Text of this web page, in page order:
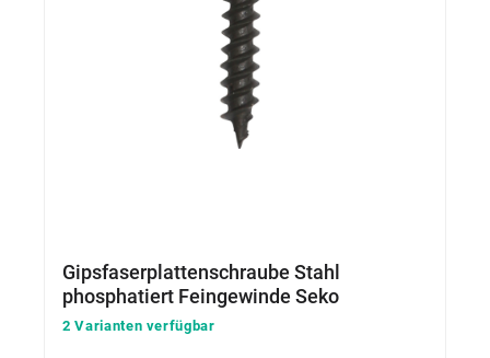
Gipsfaserplattenschraube Stahl
phosphatiert Feingewinde Seko
2 Varianten verfügbar